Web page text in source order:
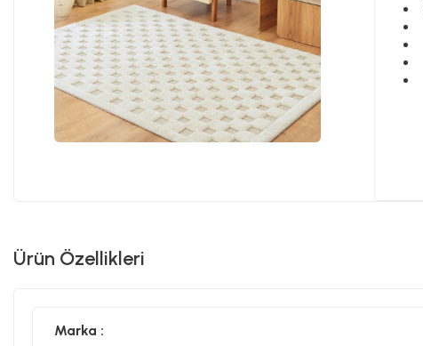
Ürün Özellikleri
Marka :